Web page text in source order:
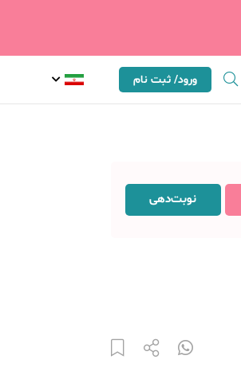
ورود/ ثبت نام
نوبت‌دهی